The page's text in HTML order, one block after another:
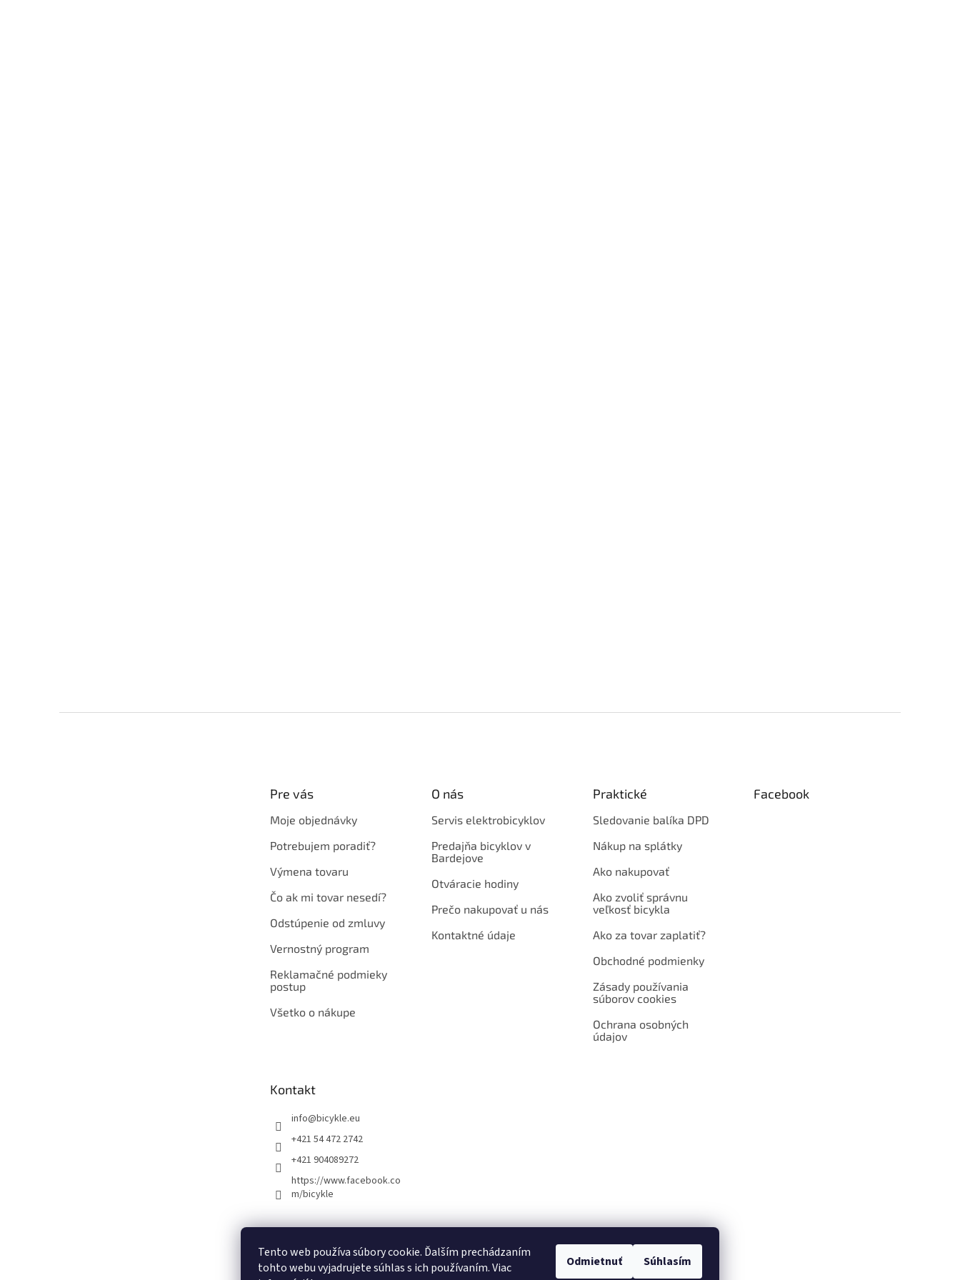
Tento web používa súbory cookie. Ďalším prechádzaním
tohto webu vyjadrujete súhlas s ich používaním. Viac
Odmietnuť Súhlasím
Pre vás
Moje objednávky
Potrebujem poradiť?
Výmena tovaru
Čo ak mi tovar nesedí?
Odstúpenie od zmluvy
Vernostný program
Reklamačné podmieky
postup
Všetko o nákupe
O nás
Servis elektrobicyklov
Predajňa bicyklov v
Bardejove
Otváracie hodiny
Prečo nakupovať u nás
Kontaktné údaje
Praktické
Sledovanie balíka DPD
Nákup na splátky
Ako nakupovať
Ako zvoliť správnu
veľkosť bicykla
Ako za tovar zaplatiť?
Obchodné podmienky
Zásady používania
súborov cookies
Ochrana osobných
údajov
Facebook
Kontakt
info@bicykle.eu
+421 54 472 2742
+421 904089272
https://www.facebook.co
m/bicykle